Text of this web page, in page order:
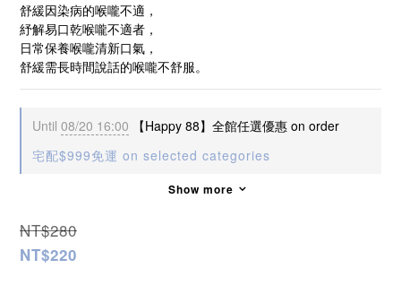
舒緩因染病的喉嚨不適，
紓解易口乾喉嚨不適者，
日常保養喉嚨清新口氣，
舒緩需長時間說話的喉嚨不舒服。
Until 08/20 16:00 【Happy 88】全館任選優惠 on order
宅配$999免運 on selected categories
Show more
NT$280
NT$220